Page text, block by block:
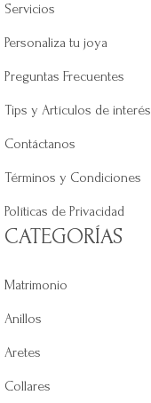
Servicios
Personaliza tu joya
Preguntas Frecuentes
Tips y Artículos de interés
Contáctanos
Términos y Condiciones
Políticas de Privacidad
CATEGORÍAS
Matrimonio
Anillos
Aretes
Collares